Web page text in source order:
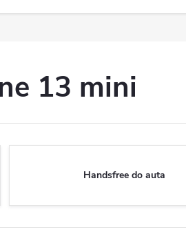
13 mini
Handsfree do auta